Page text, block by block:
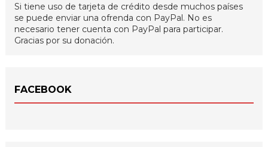
Si tiene uso de tarjeta de crédito desde muchos países
se puede enviar una ofrenda con PayPal. No es
necesario tener cuenta con PayPal para participar.
Gracias por su donación.
FACEBOOK